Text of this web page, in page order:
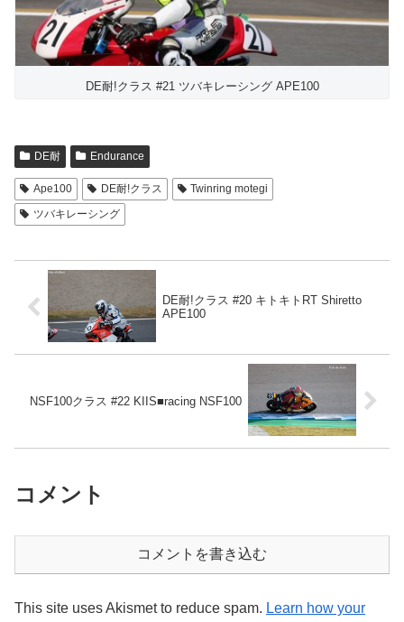
DE耐!クラス #21 ツバキレーシング APE100
DE耐 Endurance
Ape100 DE耐!クラス
Twinring motegi
ツバキレーシング
DE耐!クラス #20 キトキトRT Shiretto
APE100
NSF100クラス #22 KIIS■racing NSF100
コメント
コメントを書き込む
This site uses Akismet to reduce spam. Learn how your